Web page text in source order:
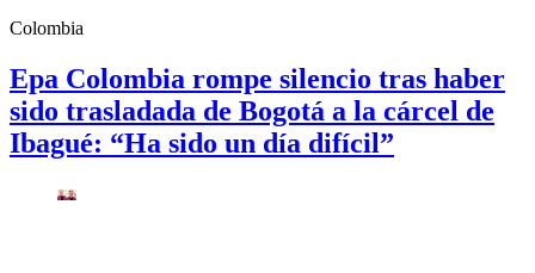
Colombia
Epa Colombia rompe silencio tras haber
sido trasladada de Bogotá a la cárcel de
Ibagué: “Ha sido un día difícil”